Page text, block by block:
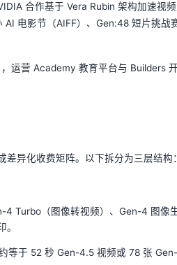
合作基于 Vera Rubin 架构加速视
电影节（AIFF）、Gen:48 短片挑
运营 Academy 教育平台与 Builders
异化收费矩阵。以下拆分为三层结构：
4 Turbo（图像转视频）、Gen-4 图像
等于 52 秒 Gen-4.5 视频或 78 张